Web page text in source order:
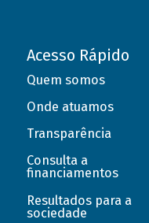
Acesso Rápido
Quem somos
Onde atuamos
Transparência
Consulta a
financiamentos
Resultados para a
sociedade